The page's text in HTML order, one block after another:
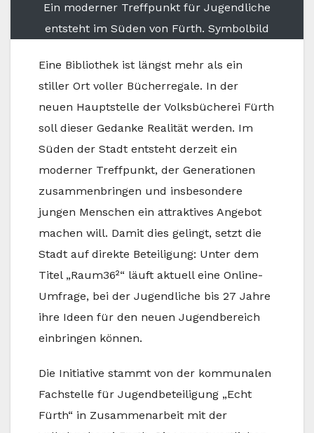
Ein moderner Treffpunkt für Jugendliche
entsteht im Süden von Fürth. Symbolbild
Eine Bibliothek ist längst mehr als ein
stiller Ort voller Bücherregale. In der
neuen Hauptstelle der Volksbücherei Fürth
soll dieser Gedanke Realität werden. Im
Süden der Stadt entsteht derzeit ein
moderner Treffpunkt, der Generationen
zusammenbringen und insbesondere
jungen Menschen ein attraktives Angebot
machen will. Damit dies gelingt, setzt die
Stadt auf direkte Beteiligung: Unter dem
Titel „Raum36²“ läuft aktuell eine Online-
Umfrage, bei der Jugendliche bis 27 Jahre
ihre Ideen für den neuen Jugendbereich
einbringen können.
Die Initiative stammt von der kommunalen
Fachstelle für Jugendbeteiligung „Echt
Fürth“ in Zusammenarbeit mit der